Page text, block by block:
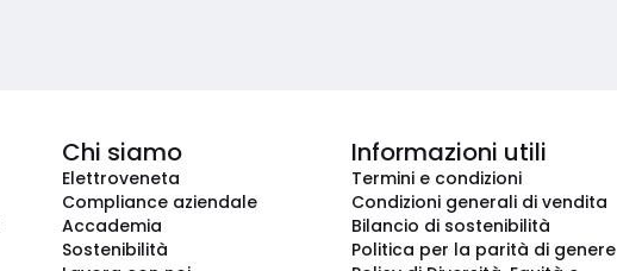
Chi siamo
Elettroveneta
Compliance aziendale
Accademia
Sostenibilità
Informazioni utili
Termini e condizioni
Condizioni generali di vendita
Bilancio di sostenibilità
Politica per la parità di genere